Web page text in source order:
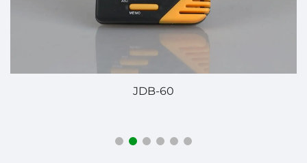
DHK-203 Digital Temperaturregler – Pålitlig och